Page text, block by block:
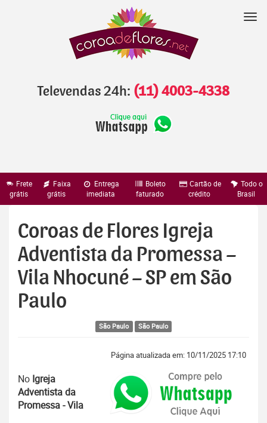
Televendas 24h: (11) 4003-4338
Frete
grátis
Faixa
grátis
Entrega
imediata
Boleto
faturado
Cartão de
crédito
Todo o
Brasil
Coroas de Flores Igreja
Adventista da Promessa –
Vila Nhocuné – SP em São
Paulo
São Paulo São Paulo
Página atualizada em: 10/11/2025 17:10
No Igreja
Adventista da
Promessa - Vila